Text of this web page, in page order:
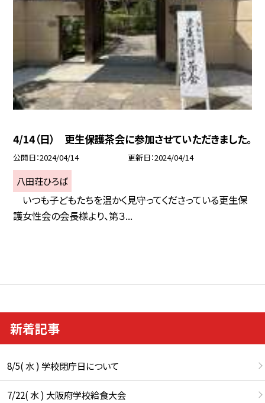
4/14（日） 更生保護茶会に参加させていただきました。
公開日 2024/04/14 更新日 2024/04/14
八田荘ひろば
いつも子どもたちを温かく見守ってくださっている更生保
護女性会の会長様より、第３...
新着記事
8/5( 水 ) 学校閉庁日について
7/22( 水 ) 大阪府学校給食大会